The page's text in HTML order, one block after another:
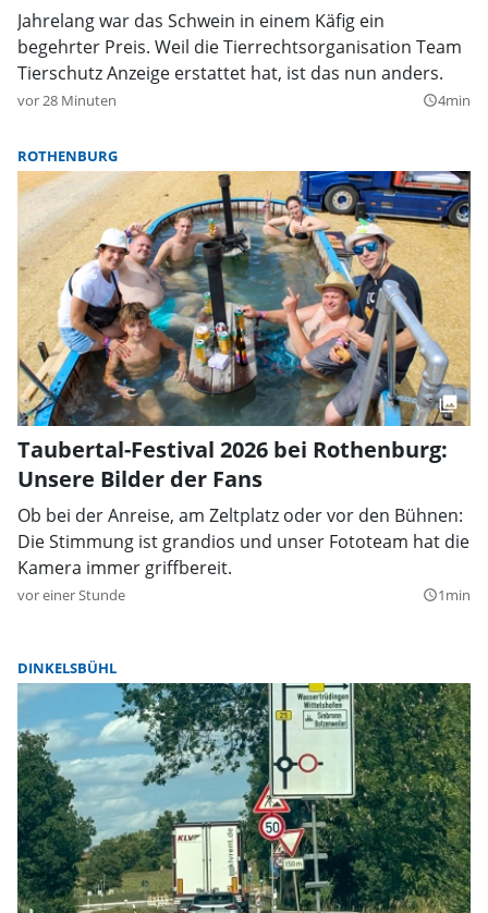
Jahrelang war das Schwein in einem Käfig ein
begehrter Preis. Weil die Tierrechtsorganisation Team
Tierschutz Anzeige erstattet hat, ist das nun anders.
vor 28 Minuten query_builder4min
ROTHENBURG
Taubertal-Festival 2026 bei Rothenburg:
Unsere Bilder der Fans
Ob bei der Anreise, am Zeltplatz oder vor den Bühnen:
Die Stimmung ist grandios und unser Fototeam hat die
Kamera immer griffbereit.
vor einer Stunde query_builder1min
DINKELSBÜHL